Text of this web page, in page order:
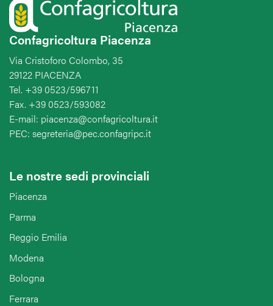
Confagricoltura Piacenza
Via Cristoforo Colombo, 35
29122 PIACENZA
Tel. +39 0523/596711
Fax. +39 0523/593082
E-mail: piacenza@confagricoltura.it
PEC: segreteria@pec.confagripc.it
Le nostre sedi provinciali
Piacenza
Parma
Reggio Emilia
Modena
Bologna
Ferrara